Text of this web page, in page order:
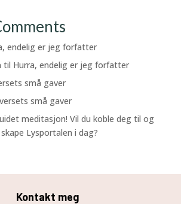
endelig er jeg forfatter
til Hurra, endelig er jeg forfatter
små gaver
små gaver
meditasjon! Vil du koble deg til og
Lysportalen i dag?
Kontakt meg